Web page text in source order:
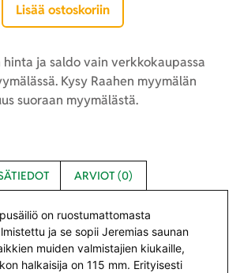
Lisää ostoskoriin
ja saldo vain verkkokaupassa
Kysy Raahen myymälän
suoraan myymälästä.
ARVIOT (0)
on ruostumattomasta
ja se sopii Jeremias saunan
muiden valmistajien kiukaille,
halkaisija on 115 mm. Erityisesti